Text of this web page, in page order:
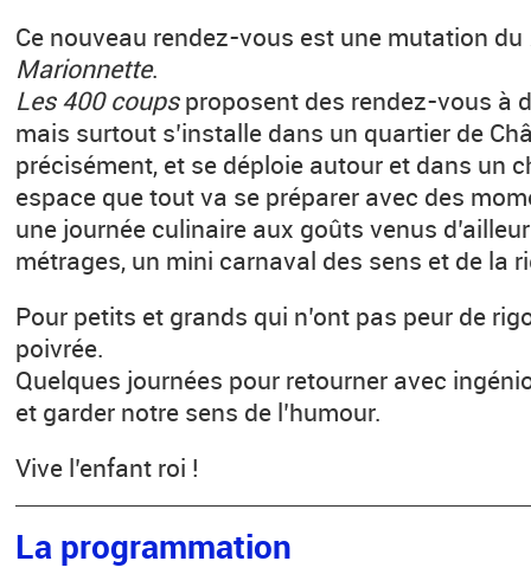
Ce nouveau rendez-vous est une mutation du
Marionnette.
Les 400 coupsproposent des rendez-vous à
mais surtout s’installe dans un quartier de
précisément, et se déploie autour et dans un
espace que tout va se préparer avec des
une journée culinaire aux goûts venus
métrages, un mini carnaval des sens et de la
Pour petits et grands qui n’ont pas peur de
poivrée.
Quelques journées pour retourner avec
et garder notre sens de l’humour.
Vive l’enfant roi !
La programmation